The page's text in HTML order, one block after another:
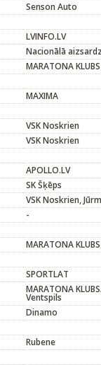
Senson Auto
LVINFO.LV
Nacionālā
MARATONA KLUBS
MAXIMA
VSK Noskrien
VSK Noskrien
APOLLO.LV
SK Šķēps
VSK Noskrien,
-
MARATONA KLUBS
SPORTLAT
MARATONA
Ventspils
Dinamo
Rubene